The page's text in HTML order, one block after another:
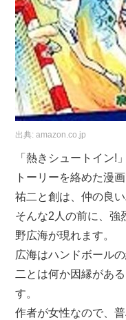
出典:amazon.co.jp
「熱きシュートイン!
トーリーを絡めた漫画
祐二と創は、仲の良
そんな2人の前に、強
野広海が現れます。
広海はハンドボール
二とは何か因縁があ
す。
作者が女性なので、